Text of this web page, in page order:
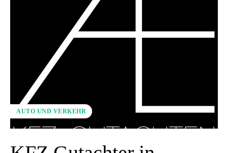
AUTO UND VERKEHR